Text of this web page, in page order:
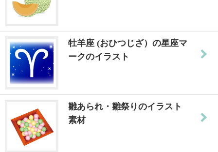
牡羊座 (おひつじざ）の星座マ
ークのイラスト
雛あられ・雛祭りのイラスト
素材